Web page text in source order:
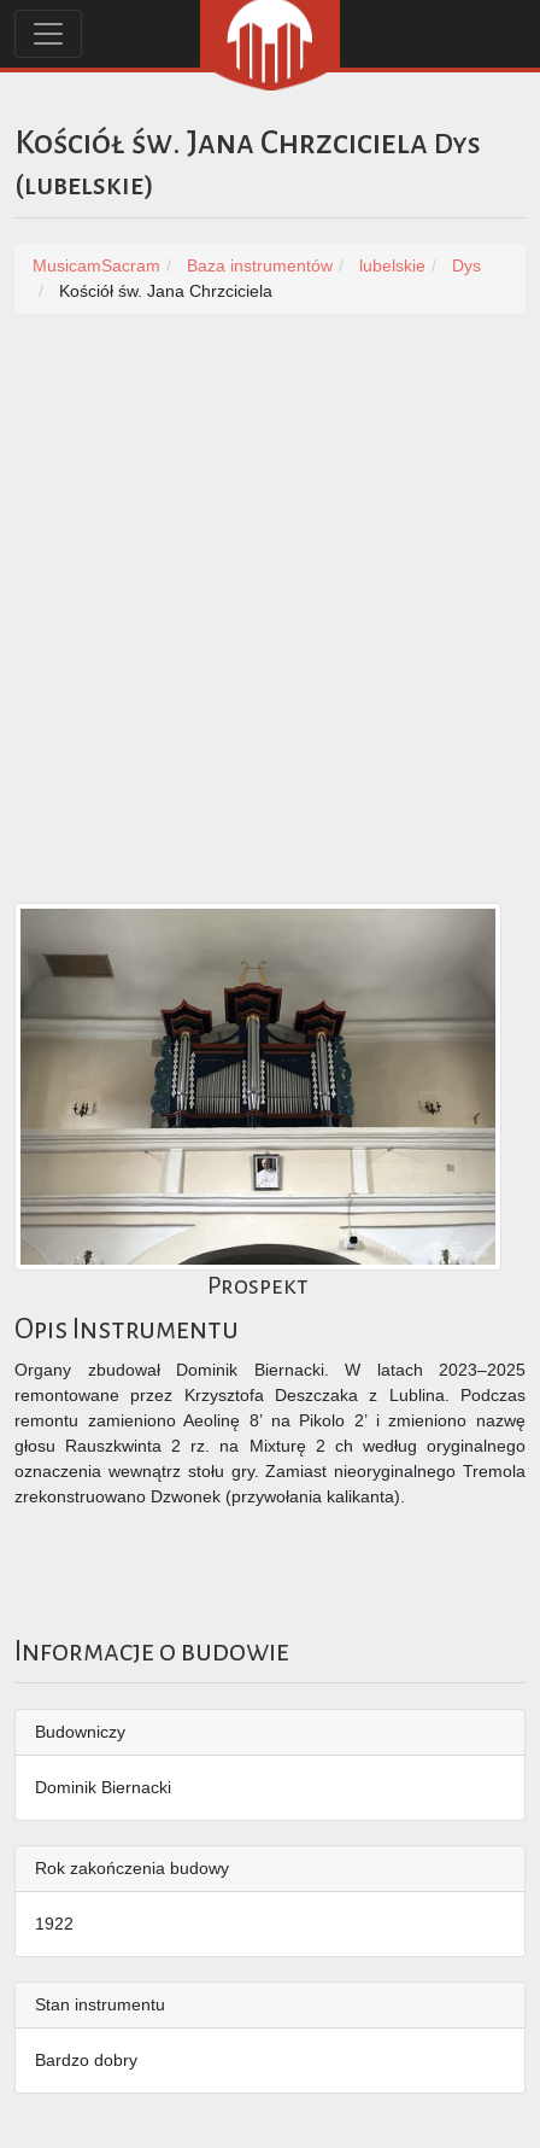
Kościół św. Jana Chrzciciela Dys
(lubelskie)
MusicamSacram Baza instrumentów lubelskie
Dys
Kościół św. Jana Chrzciciela
Prospekt
Opis Instrumentu
Organy zbudował Dominik Biernacki. W latach 2023–2025
remontowane przez Krzysztofa Deszczaka z Lublina. Podczas
remontu zamieniono Aeolinę 8’ na Pikolo 2’ i zmieniono nazwę
głosu Rauszkwinta 2 rz. na Mixturę 2 ch według oryginalnego
oznaczenia wewnątrz stołu gry. Zamiast nieoryginalnego Tremola
zrekonstruowano Dzwonek (przywołania kalikanta).
Informacje o budowie
Budowniczy
Dominik Biernacki
Rok zakończenia budowy
1922
Stan instrumentu
Bardzo dobry